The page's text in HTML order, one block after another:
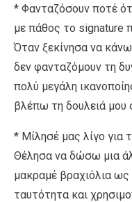
* Φανταζόσουν ποτέ
με πάθος το signature
Όταν ξεκίνησα να
δεν φανταζόμουν τη
πολύ μεγάλη
βλέπω τη δουλειά
* Μίλησέ μας λίγο για
Θέλησα να δώσω μια
μακραμέ βραχιόλια ως
ταυτότητα και